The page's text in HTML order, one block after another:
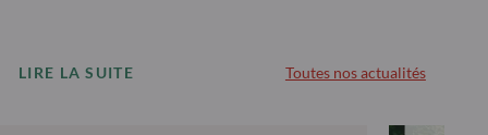
LIRE LA SUITE Toutes nos actualités